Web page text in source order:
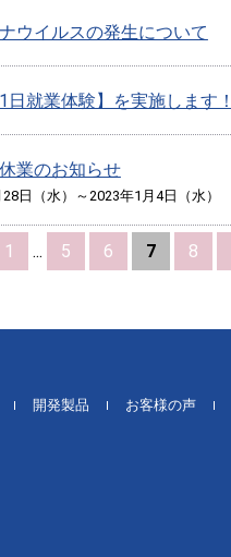
ウイルスの発生について
1日就業体験】を実施します！
業のお知らせ
日（水）～2023年1月4日（水）
1 ... 5 6 7 8
開発製品 お客様の声